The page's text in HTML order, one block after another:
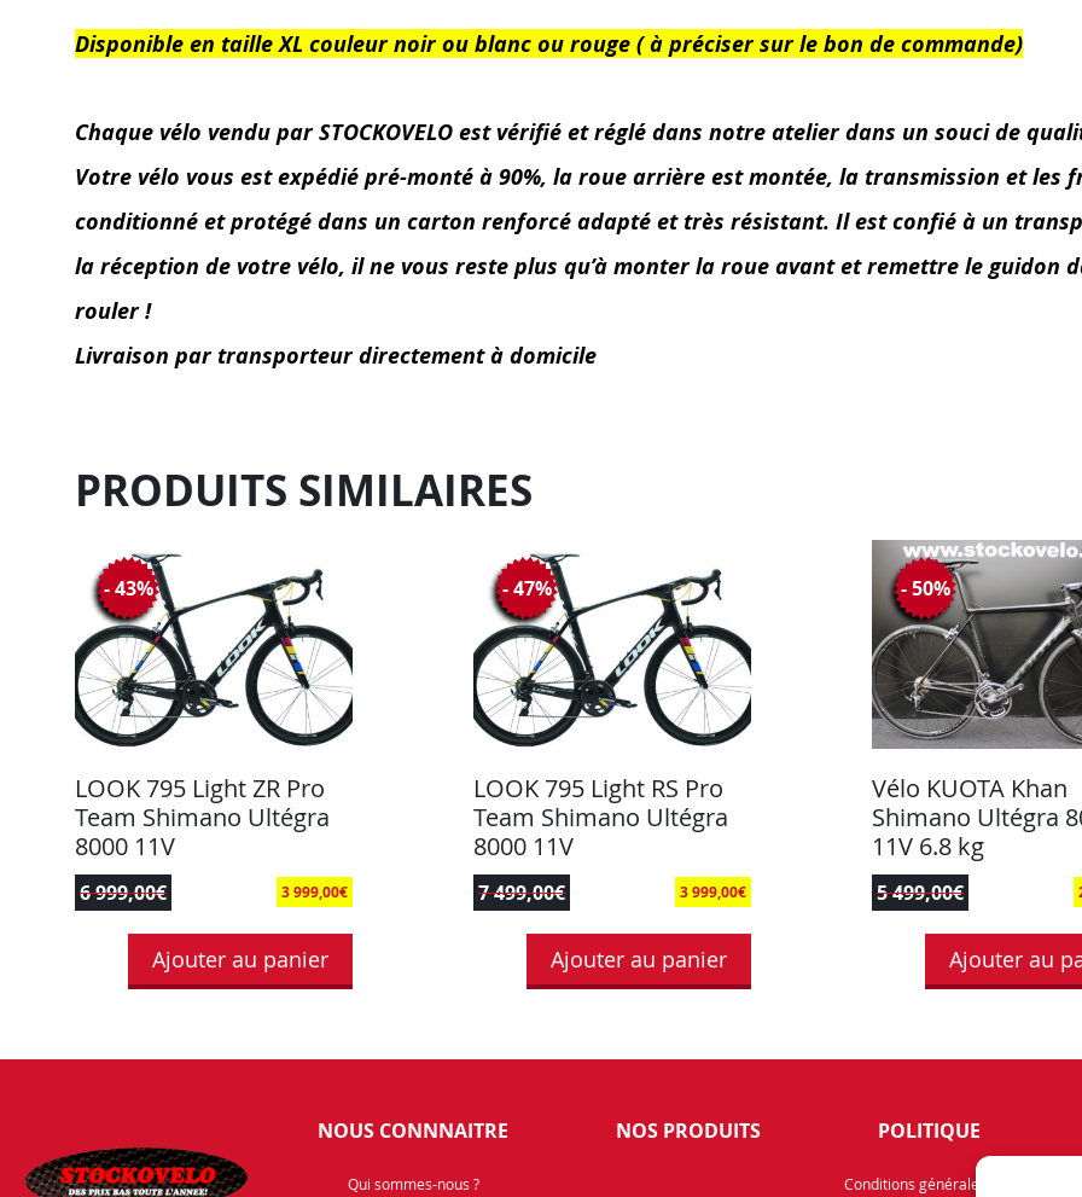
Disponible en taille XL couleur noir ou blanc ou rouge ( à préciser sur le bon de commande)
Chaque vélo vendu par STOCKOVELO est vérifié et réglé dans notre atelier dans un souci de
Votre vélo vous est expédié pré-monté à 90%, la roue arrière est montée, la transmission et les
conditionné et protégé dans un carton renforcé adapté et très résistant. Il est confié à un
la réception de votre vélo, il ne vous reste plus qu’à monter la roue avant et remettre le guidon
rouler !
Livraison par transporteur directement à domicile
PRODUITS SIMILAIRES
LOOK 795 Light ZR Pro
Team Shimano Ultégra
8000 11V
6 999,00€ 3 999,00€
- 43%
Ajouter au panier
LOOK 795 Light RS Pro
Team Shimano Ultégra
8000 11V
7 499,00€ 3 999,00€
- 47%
Ajouter au panier
Vélo KUOTA Khan
Shimano Ultégra
11V 6.8 kg
5 499,00€
- 50%
Ajouter au
NOUS CONNNAITRE
Qui sommes-nous ?
NOS PRODUITS POLITIQUE
Conditions générales de